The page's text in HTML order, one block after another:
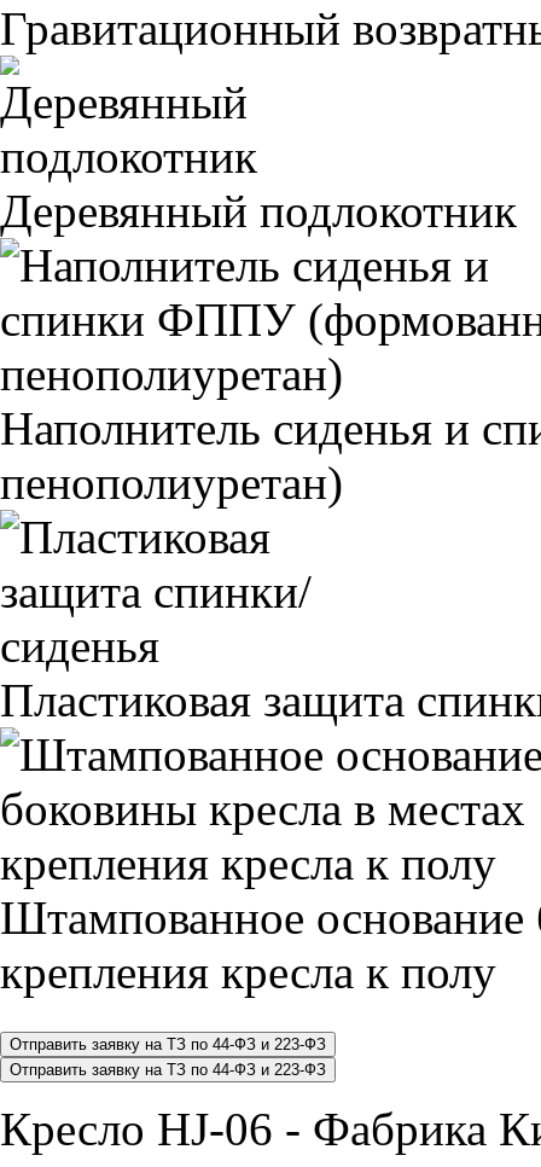
Гравитационный
Деревянный подлокотник
Наполнитель сиденья и
пенополиуретан)
Пластиковая защита
Штампованное основание
крепления кресла к полу
Кресло HJ-06 - Фабрика